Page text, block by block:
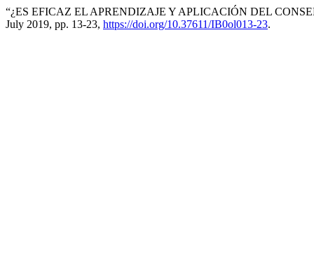
“¿ES EFICAZ EL APRENDIZAJE Y APLICACIÓN DEL
July 2019, pp. 13-23, https://doi.org/10.37611/IB0ol013-23.